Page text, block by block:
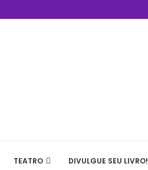
TEATRO DIVULGUE SEU LIVRO!